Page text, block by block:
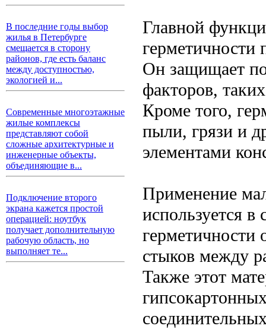
В последние годы выбор
жилья в Петербурге
смещается в сторону
районов, где есть баланс
между доступностью,
экологией и...
Современные многоэтажные
жилые комплексы
представляют собой
сложные архитектурные и
инженерные объекты,
объединяющие в...
Подключение второго
экрана кажется простой
операцией: ноутбук
получает дополнительную
рабочую область, но
выполняет те...
Главной
герметичности
Он защищает
факторов,
Кроме того,
пыли, грязи и
элементами
Применение
используется в
стыков между
Также этот